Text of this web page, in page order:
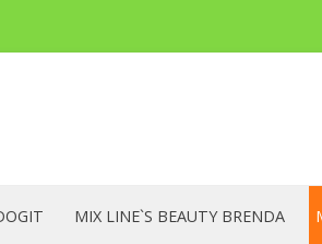
sisältöön
MIX LINE`S BEAUTY BRENDA